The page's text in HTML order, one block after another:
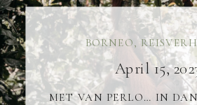
MET VAN PERLO… IN
April 15,
BORNEO ,